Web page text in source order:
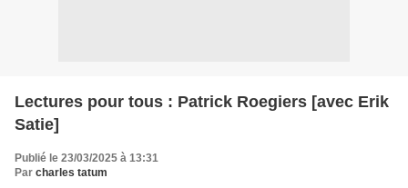
Lectures pour tous : Patrick Roegiers [avec Erik
Satie]
Publié le 23/03/2025 à 13:31
Par charles tatum